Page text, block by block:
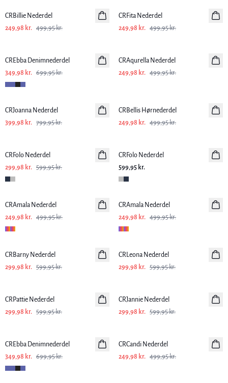
CRBillie Nederdel
249,98 kr. 499,95 kr.
CRFita Nederdel
249,98 kr. 499,95 kr.
CREbba Denimnederdel
349,98 kr. 699,95 kr.
CRAqurella Nederdel
249,98 kr. 499,95 kr.
-50%
CRJoanna Nederdel
399,98 kr. 799,95 kr.
Hør
CRBellis Hørnederdel
249,98 kr. 499,95 kr.
CRFolo Nederdel
299,98 kr. 599,95 kr.
CRFolo Nederdel
599,95 kr.
-50%
CRAmala Nederdel
249,98 kr. 499,95 kr.
-50%
CRAmala Nederdel
249,98 kr. 499,95 kr.
-50%
CRBarny Nederdel
299,98 kr. 599,95 kr.
-50%
CRLeona Nederdel
299,98 kr. 599,95 kr.
CRPattie Nederdel
299,98 kr. 599,95 kr.
CRJannie Nederdel
299,98 kr. 599,95 kr.
CREbba Denimnederdel
349,98 kr. 699,95 kr.
CRCandi Nederdel
249,98 kr. 499,95 kr.
-50%